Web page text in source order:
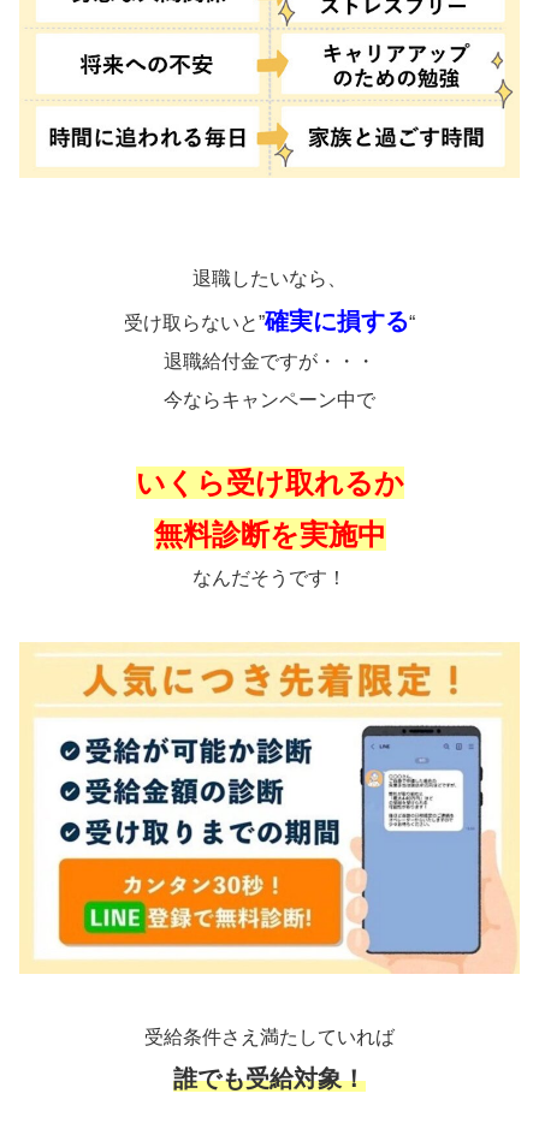
退職したいなら、
受け取らないと”確実に損する“
退職給付金ですが・・・
今ならキャンペーン中で
いくら受け取れるか
無料診断を実施中
なんだそうです！
受給条件さえ満たしていれば
誰でも受給対象！